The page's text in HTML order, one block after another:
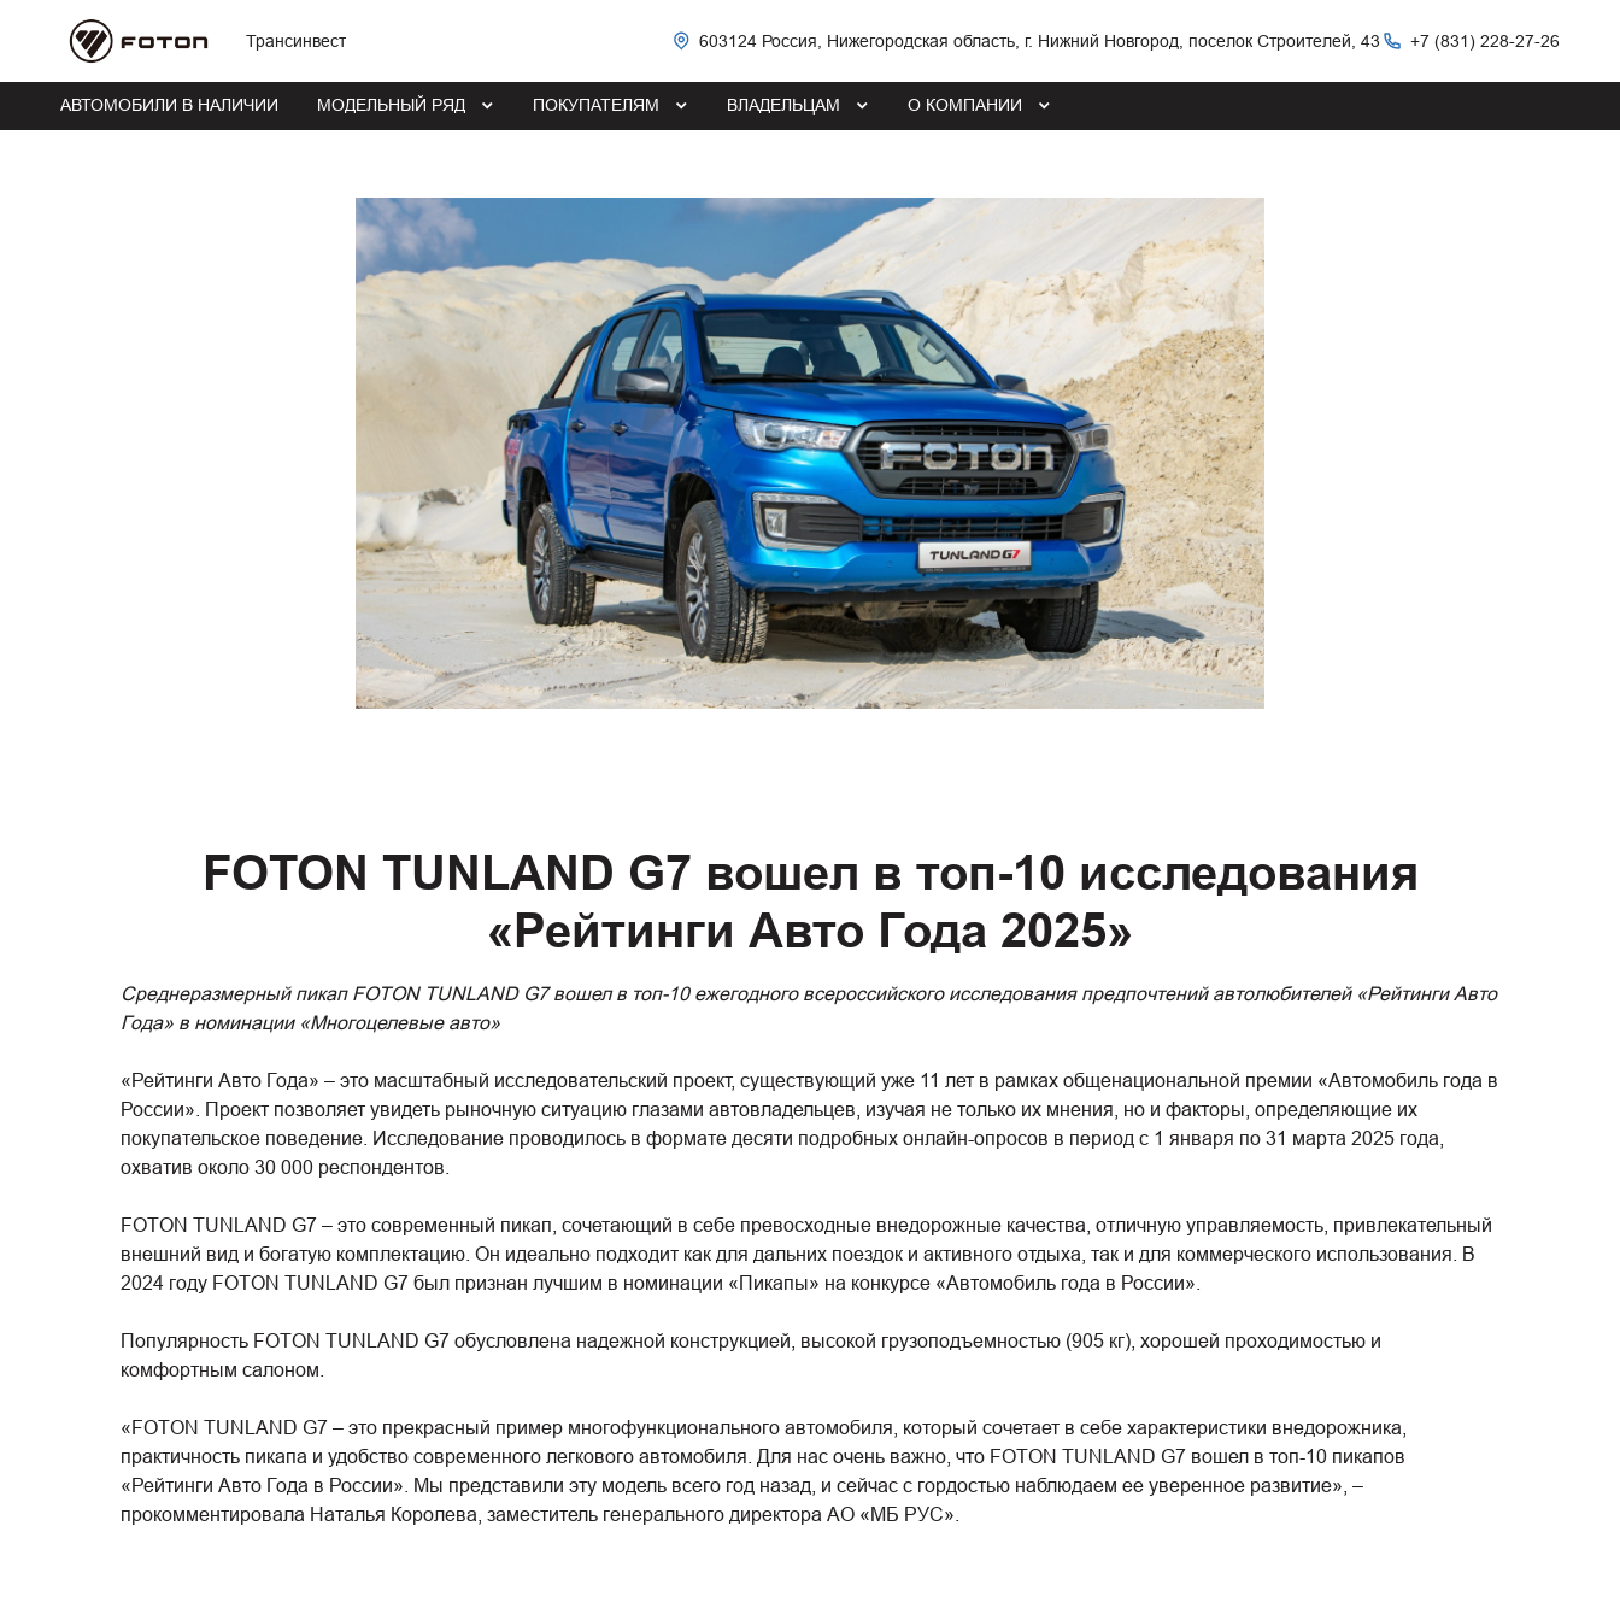
Трансинвест 603124 Россия, Нижегородская область, г. Нижний Новгород, поселок Строителей, 43 +7 (831) 228-27-26
АВТОМОБИЛИ В НАЛИЧИИ МОДЕЛЬНЫЙ РЯД ПОКУПАТЕЛЯМ ВЛАДЕЛЬЦАМ О КОМПАНИИ
FOTON TUNLAND G7 вошел в топ-10 исследования
«Рейтинги Авто Года 2025»
Среднеразмерный пикап FOTON TUNLAND G7 вошел в топ-10 ежегодного всероссийского исследования предпочтений автолюбителей «Рейтинги Авто
Года» в номинации «Многоцелевые авто»
«Рейтинги Авто Года» – это масштабный исследовательский проект, существующий уже 11 лет в рамках общенациональной премии «Автомобиль года в
России». Проект позволяет увидеть рыночную ситуацию глазами автовладельцев, изучая не только их мнения, но и факторы, определяющие их
покупательское поведение. Исследование проводилось в формате десяти подробных онлайн-опросов в период с 1 января по 31 марта 2025 года,
охватив около 30 000 респондентов.
FOTON TUNLAND G7 – это современный пикап, сочетающий в себе превосходные внедорожные качества, отличную управляемость, привлекательный
внешний вид и богатую комплектацию. Он идеально подходит как для дальних поездок и активного отдыха, так и для коммерческого использования. В
2024 году FOTON TUNLAND G7 был признан лучшим в номинации «Пикапы» на конкурсе «Автомобиль года в России».
Популярность FOTON TUNLAND G7 обусловлена надежной конструкцией, высокой грузоподъемностью (905 кг), хорошей проходимостью и
комфортным салоном.
«FOTON TUNLAND G7 – это прекрасный пример многофункционального автомобиля, который сочетает в себе характеристики внедорожника,
практичность пикапа и удобство современного легкового автомобиля. Для нас очень важно, что FOTON TUNLAND G7 вошел в топ-10 пикапов
«Рейтинги Авто Года в России». Мы представили эту модель всего год назад, и сейчас с гордостью наблюдаем ее уверенное развитие», –
прокомментировала Наталья Королева, заместитель генерального директора АО «МБ РУС».